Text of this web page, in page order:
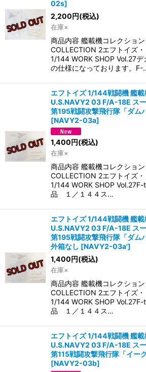
02s]
2,200円(税込)
在庫×
商品内容 艦載機コレクショ
COLLECTION 2エフトイズ
1/144 WORK SHOP Vol.27デ
の仕様になっております。F-
エフトイズ 1/144戦闘機 艦
U.S.NAVY2 03 F/A-18E ス
第195戦闘攻撃飛行隊「ダム
[NAVY2-03a]
1,400円(税込)
在庫×
商品内容 艦載機コレクショ
COLLECTION 2エフトイズ
1/144 WORK SHOP
品 １／１４４ス…
エフトイズ 1/144戦闘機 艦
U.S.NAVY2 03 F/A-18E ス
第195戦闘攻撃飛行隊「ダム
外箱なし [NAVY2-03a']
1,400円(税込)
在庫×
商品内容 艦載機コレクショ
COLLECTION 2エフトイズ
1/144 WORK SHOP
品 １／１４４ス…
エフトイズ 1/144戦闘機 艦
U.S.NAVY2 03 F/A-18E ス
第115戦闘攻撃飛行隊「イー
[NAVY2-03b]